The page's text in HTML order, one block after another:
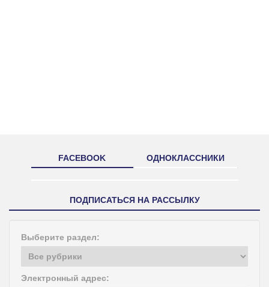
FACEBOOK ОДНОКЛАССНИКИ
ПОДПИСАТЬСЯ НА РАССЫЛКУ
Выберите раздел:
Электронный адрес: